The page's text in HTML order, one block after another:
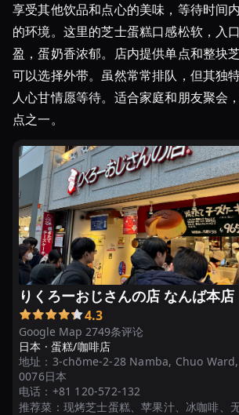
享受其他饮品和点心的美味，等待时间
的环境。这里的芝士蛋糕口感松软，入
盈，蛋奶香浓郁。店内提供单点和整块
可以选择外带。虽然常常排队，但其独
人心甘情愿等待。适合家庭和朋友聚会
点之一。
りくろーおじさんの店 なんば本店
Google Map 2749条评论
4.3
日本 · 蛋糕/咖啡店
地址： 3-chōme-2-28 Namba, Chuo
0076日本
电话： +81 120-572-132
推荐菜： 现烤芝士蛋糕、苹果汁、冰咖啡、